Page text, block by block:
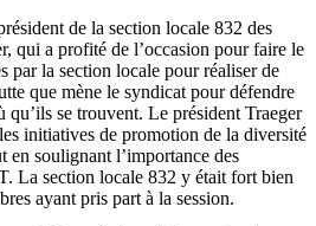
de la section locale 832 des
qui a profité de l’occasion pour faire le
par la section locale pour réaliser de
que mène le syndicat pour défendre
qu’ils se trouvent. Le président Traeger
initiatives de promotion de la diversité
en soulignant l’importance des
La section locale 832 y était fort bien
ayant pris part à la session.